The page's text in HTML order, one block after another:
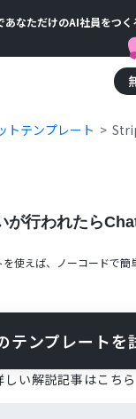
なただけのAI社員をつく
トテンプレート
が行われたら
使えば、ノーコードで簡
テンプレートを
しい解説記事はこち